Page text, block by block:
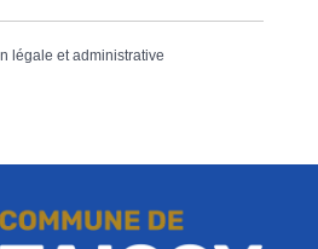
légale et administrative